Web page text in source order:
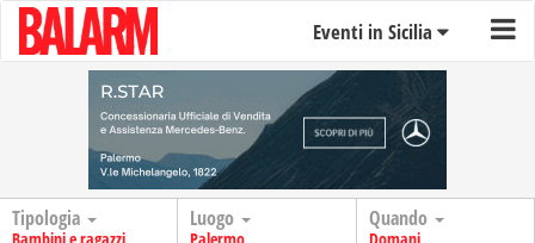
Eventi in Sicilia
Tipologia Luogo Quando